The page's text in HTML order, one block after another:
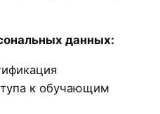
данных:
к обучающим